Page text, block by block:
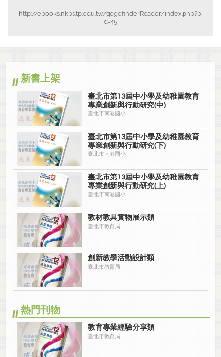
http://ebooks.nkps.tp.edu.tw/gogofinderReader/index.php?bi
d=45
新書上架
臺北市第13屆中小學及幼稚園教育
專業創新與行動研究(中)
臺北市南港國小
臺北市第13屆中小學及幼稚園教育
專業創新與行動研究(下)
臺北市南港國小
臺北市第13屆中小學及幼稚園教育
專業創新與行動研究(上)
臺北市南港國小
教材教具實物展示類
臺北市教育局
創新教學活動設計類
臺北市教育局
熱門刊物
教育專業經驗分享類
臺北市教育局